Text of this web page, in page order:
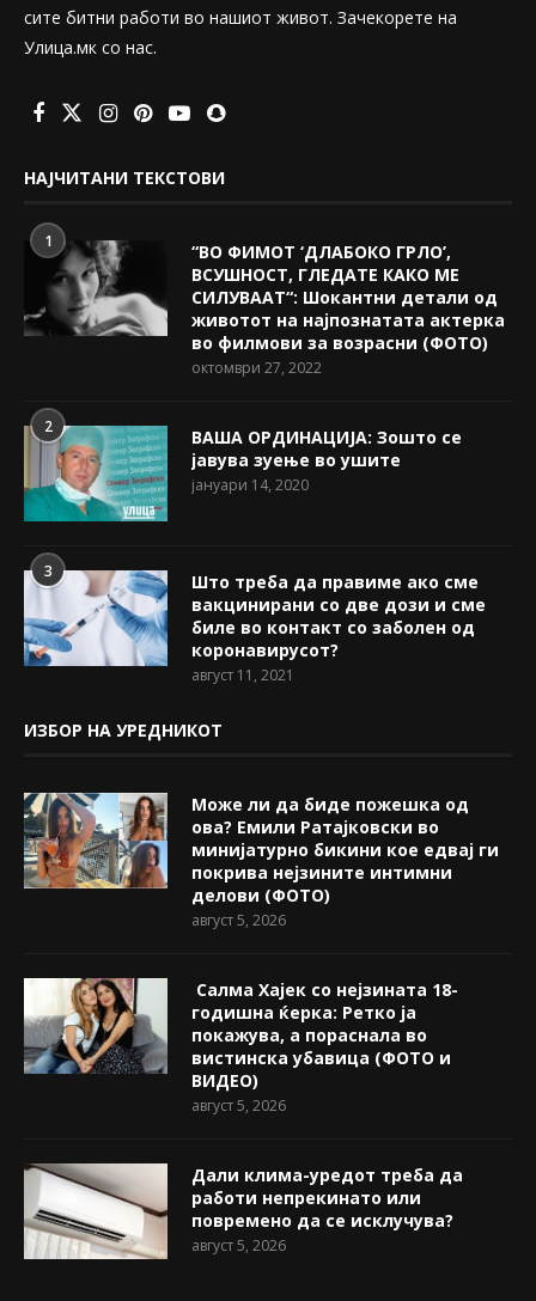
сите битни работи во нашиот живот. Зачекорете на
Улица.мк со нас.
НАЈЧИТАНИ ТЕКСТОВИ
1
“ВО ФИМОТ ‘ДЛАБОКО ГРЛО’,
ВСУШНОСТ, ГЛЕДАТЕ КАКО МЕ
СИЛУВААТ“: Шокантни детали од
животот на најпознатата актерка
во филмови за возрасни (ФОТО)
октомври 27, 2022
2
ВАША ОРДИНАЦИЈА: Зошто се
јавува зуење во ушите
јануари 14, 2020
3
Што треба да правиме ако сме
вакцинирани со две дози и сме
биле во контакт со заболен од
коронавирусот?
август 11, 2021
ИЗБОР НА УРЕДНИКОТ
Може ли да биде пожешкa од
ова? Емили Ратајковски во
минијатурно бикини кое едвај ги
покрива нејзините интимни
делови (ФОТО)
август 5, 2026
Салма Хајек со нејзината 18-
годишна ќерка: Ретко ја
покажува, a пораснала во
вистинска убавица (ФОТО и
ВИДЕО)
август 5, 2026
Дали клима-уредот треба да
работи непрекинато или
повремено да се исклучува?
август 5, 2026